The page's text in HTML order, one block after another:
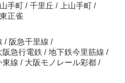
山手町 / 千里丘 / 上山手町 /
東正雀
/ 阪急千里線 /
阪急行電鉄 / 地下鉄今里筋線 /
東線 / 大阪モノレール彩都 /